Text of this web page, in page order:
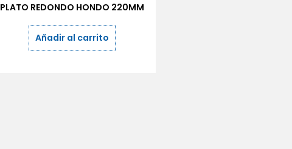
PLATO REDONDO HONDO 220MM
Añadir al carrito